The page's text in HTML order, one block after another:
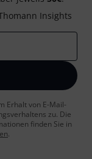
Insights
Erhalt von E-Mail-
zu. Die
finden Sie in
.